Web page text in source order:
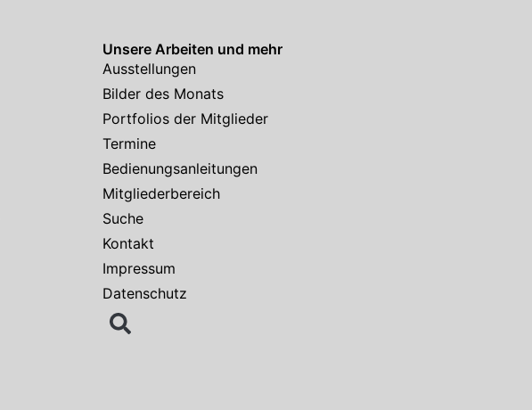
Unsere Arbeiten und mehr
Ausstellungen
Bilder des Monats
Portfolios der Mitglieder
Termine
Bedienungsanleitungen
Mitgliederbereich
Suche
Kontakt
Impressum
Datenschutz